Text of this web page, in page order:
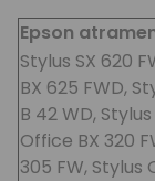
Epson
Stylus SX 620
BX 625 FWD,
B 42 WD,
Office BX 320
305 FW, Stylus